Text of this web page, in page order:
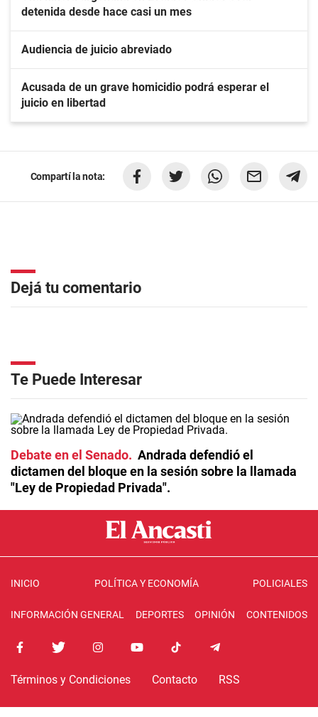
detenida desde hace casi un mes
Audiencia de juicio abreviado
Acusada de un grave homicidio podrá esperar el
juicio en libertad
Compartí la nota:
Dejá tu comentario
Te Puede Interesar
Debate en el Senado
Andrada defendió el
dictamen del bloque en la sesión sobre la llamada
"Ley de Propiedad Privada".
INICIO POLÍTICA Y ECONOMÍA POLICIALES
INFORMACIÓN GENERAL DEPORTES OPINIÓN CONTENIDOS
Términos y Condiciones Contacto RSS